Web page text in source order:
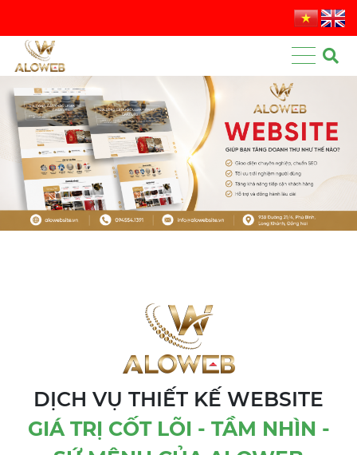
DỊCH VỤ THIẾT KẾ WEBSITE
GIÁ TRỊ CỐT LÕI - TẦM NHÌN -